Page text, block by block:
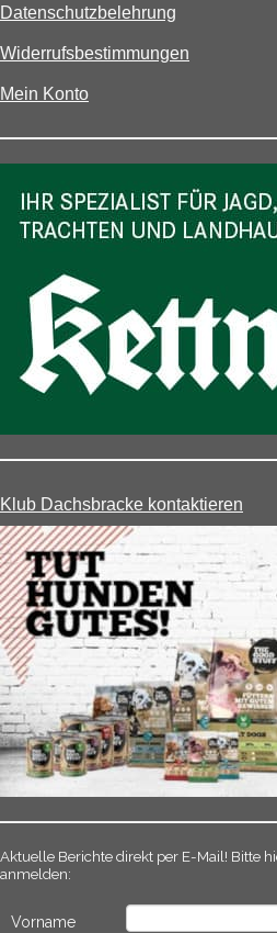
Datenschutzbelehrung
Widerrufsbestimmungen
Mein Konto
Klub Dachsbracke kontaktieren
Aktuelle Berichte direkt per E-Mail! Bitte
anmelden:
Vorname